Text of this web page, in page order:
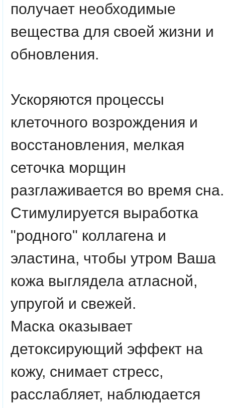
получает необходимые
вещества для своей жизни и
обновления.
Ускоряются процессы
клеточного возрождения и
восстановления, мелкая
сеточка морщин
разглаживается во время сна.
Стимулируется выработка
"родного" коллагена и
эластина, чтобы утром Ваша
кожа выглядела атласной,
упругой и свежей.
Маска оказывает
детоксирующий эффект на
кожу, снимает стресс,
расслабляет, наблюдается